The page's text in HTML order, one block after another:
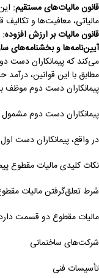
قانون مالیات‌های مستقیم:
مالیاتی، معافیت‌ها و
قانون مالیات بر ارزش افزوده:
آیین‌نامه‌ها و بخشنامه‌های
می‌کند که پیمانکاران دست
مطابق با این قوانین،
پیمانکاران دست دوم موظف
پیمانکاران دست دوم مشمول
در واقع، پیمانکاران دست
نکات کلیدی مالیات مقطوع
شرط تعلق‌گرفتن مالیات مقطوع
مالیات مقطوع دو قسمت دارد: 4% قطعی و 5/1% پیش‌پرداخت است که از مالیات پیمانکار کسر می‌شود. مالیات شرکت‌ها
شرکت‌های ساختمانی
تأسیسات فنی